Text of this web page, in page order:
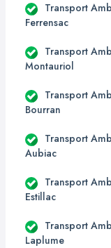
Transport
Ferrensac
Transport
Montauriol
Transport
Bourran
Transport
Aubiac
Transport
Estillac
Transport
Laplume